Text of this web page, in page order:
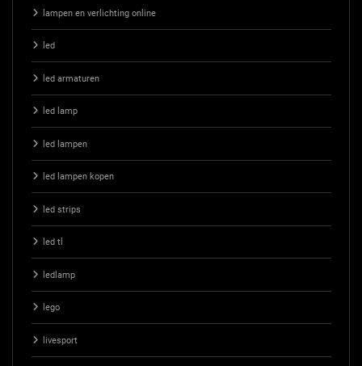
lampen en verlichting online
led
led armaturen
led lamp
led lampen
led lampen kopen
led strips
led tl
ledlamp
lego
livesport